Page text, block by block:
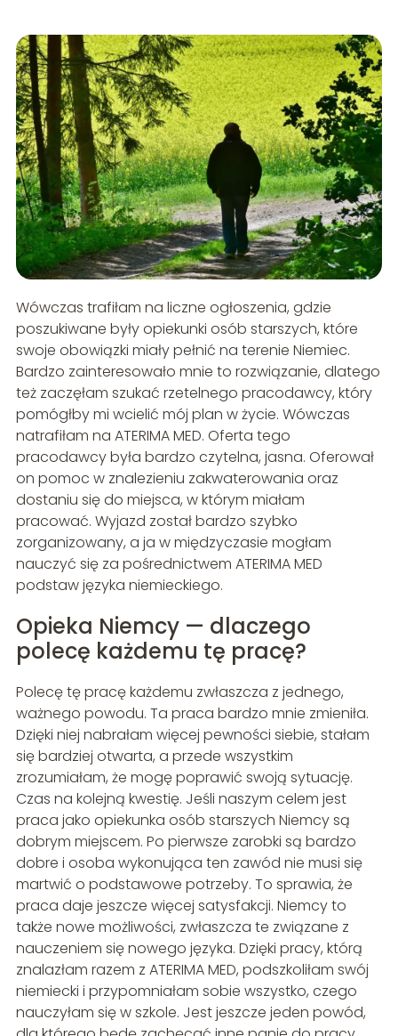
Wówczas trafiłam na liczne ogłoszenia, gdzie
poszukiwane były opiekunki osób starszych, które
swoje obowiązki miały pełnić na terenie Niemiec.
Bardzo zainteresowało mnie to rozwiązanie, dlatego
też zaczęłam szukać rzetelnego pracodawcy, który
pomógłby mi wcielić mój plan w życie. Wówczas
natrafiłam na ATERIMA MED. Oferta tego
pracodawcy była bardzo czytelna, jasna. Oferował
on pomoc w znalezieniu zakwaterowania oraz
dostaniu się do miejsca, w którym miałam
pracować. Wyjazd został bardzo szybko
zorganizowany, a ja w międzyczasie mogłam
nauczyć się za pośrednictwem ATERIMA MED
podstaw języka niemieckiego.
Opieka Niemcy — dlaczego
polecę każdemu tę pracę?
Polecę tę pracę każdemu zwłaszcza z jednego,
ważnego powodu. Ta praca bardzo mnie zmieniła.
Dzięki niej nabrałam więcej pewności siebie, stałam
się bardziej otwarta, a przede wszystkim
zrozumiałam, że mogę poprawić swoją sytuację.
Czas na kolejną kwestię. Jeśli naszym celem jest
praca jako opiekunka osób starszych Niemcy są
dobrym miejscem. Po pierwsze zarobki są bardzo
dobre i osoba wykonująca ten zawód nie musi się
martwić o podstawowe potrzeby. To sprawia, że
praca daje jeszcze więcej satysfakcji. Niemcy to
także nowe możliwości, zwłaszcza te związane z
nauczeniem się nowego języka. Dzięki pracy, którą
znalazłam razem z ATERIMA MED, podszkoliłam swój
niemiecki i przypomniałam sobie wszystko, czego
nauczyłam się w szkole. Jest jeszcze jeden powód,